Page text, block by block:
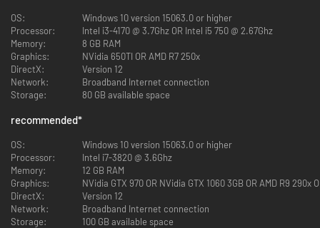
Glæd dig til den største og mest alsidige Horizon-billiste til dato med over
100 licenserede producenter.
I den nye åbne kampagne får alle dine handlinger indflydelse på dit spil.
OS:
Windows 10 version 15063.0 or higher
Processor:
Intel i3-4170 @ 3.7Ghz OR Intel i5 750 @ 2.67Ghz
Memory:
8 GB RAM
Graphics:
NVidia 650TI OR AMD R7 250x
DirectX:
Version 12
Network:
Broadband Internet connection
Storage:
80 GB available space
recommended*
OS:
Windows 10 version 15063.0 or higher
Processor:
Intel i7-3820 @ 3.6Ghz
Memory:
12 GB RAM
Graphics:
NVidia GTX 970 OR NVidia GTX 1060 3GB OR AMD R9 290x
DirectX:
Version 12
Network:
Broadband Internet connection
Storage:
100 GB available space